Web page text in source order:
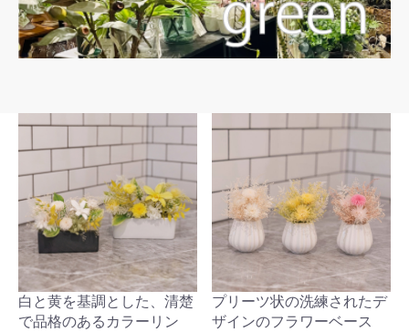
白と黄を基調とした、清楚
で品格のあるカラーリン
プリーツ状の洗練されたデ
ザインのフラワーベース